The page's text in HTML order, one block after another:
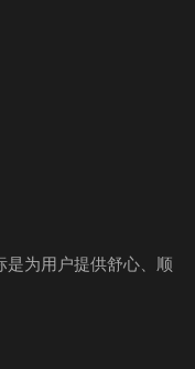
是为用户提供舒心、顺